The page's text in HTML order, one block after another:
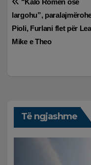
Lëvizje
te
postimet
“Kalo Romën ose
largohu”,
Pioli, Furlani flet për
Mike e Theo
Të ngjashme